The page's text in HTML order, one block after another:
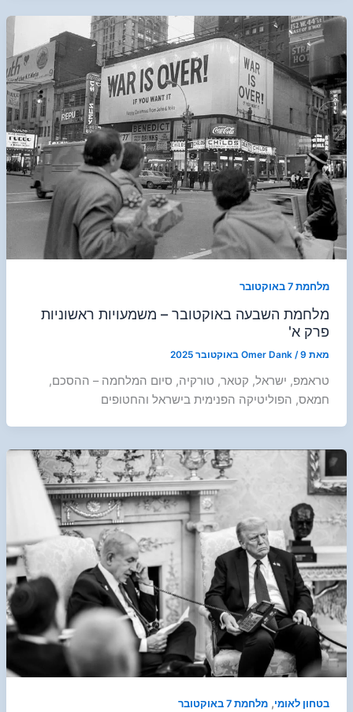
מלחמת 7 באוקטובר
מלחמת השבעה באוקטובר – משמעויות ראשוניות
פרק א'
מאת Omer Dank/9 באוקטובר 2025
טראמפ, ישראל, קטאר, טורקיה, סיום המלחמה – ההסכם,
חמאס, הפוליטיקה הפנימית בישראל והחטופים
בטחון לאומי, מלחמת 7 באוקטובר